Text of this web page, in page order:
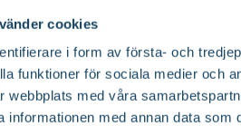
cookies
i form av första- och
funktioner för sociala medier och
webbplats med våra
informationen med annan data som